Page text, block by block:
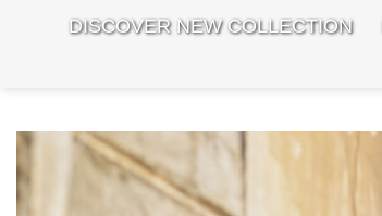
DISCOVER NEW COLLECTION